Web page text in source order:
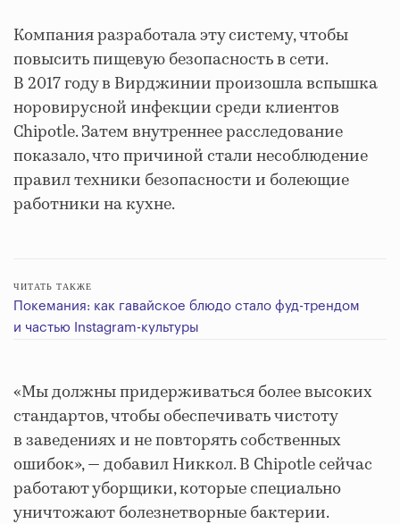
Компания разработала эту систему, чтобы
повысить пищевую безопасность в сети.
В 2017 году в Вирджинии произошла вспышка
норовирусной инфекции среди клиентов
Chipotle. Затем внутреннее расследование
показало, что причиной стали несоблюдение
правил техники безопасности и болеющие
работники на кухне.
ЧИТАТЬ ТАКЖЕ
Покемания: как гавайское блюдо стало фуд-трендом
и частью Instagram-культуры
«Мы должны придерживаться более высоких
стандартов, чтобы обеспечивать чистоту
в заведениях и не повторять собственных
ошибок», — добавил Никкол. В Chipotle сейчас
работают уборщики, которые специально
уничтожают болезнетворные бактерии.